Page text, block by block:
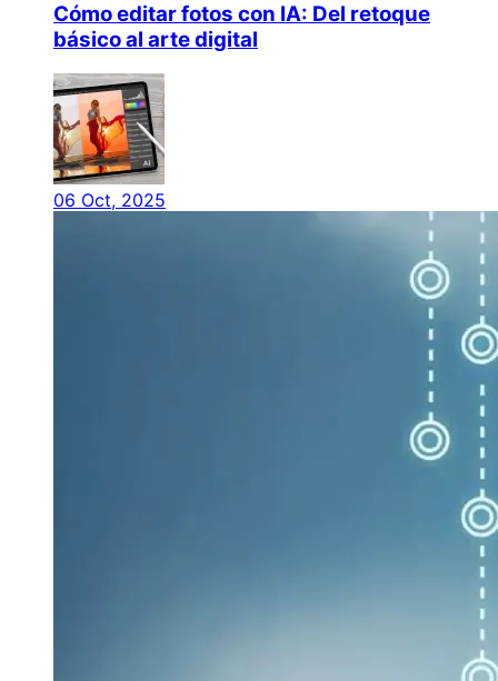
Cómo editar fotos con IA: Del retoque
básico al arte digital
06 Oct, 2025